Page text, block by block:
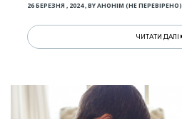
26 БЕРЕЗНЯ , 2024,BYАНОНІМ (НЕ ПЕРЕВІРЕНО)
ЧИТАТИ ДАЛІ